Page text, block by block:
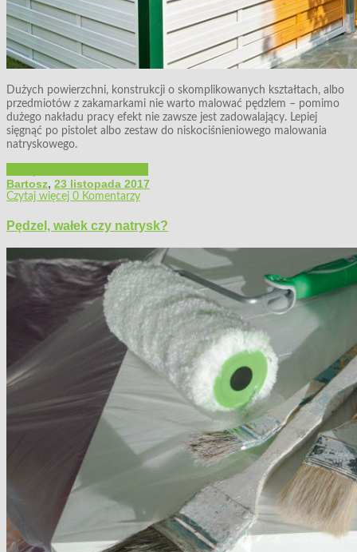
Dużych powierzchni, konstrukcji o skomplikowanych kształtach, albo
przedmiotów z zakamarkami nie warto malować pędzlem – pomimo
dużego nakładu pracy efekt nie zawsze jest zadowalający. Lepiej
sięgnąć po pistolet albo zestaw do niskociśnieniowego malowania
natryskowego.
Bartosz, 23 listopada 2017
Czytaj więcej 0 Komentarzy
Pędzel, wałek czy natrysk?